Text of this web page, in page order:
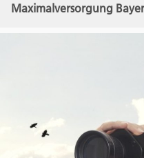
Maximalversorgung